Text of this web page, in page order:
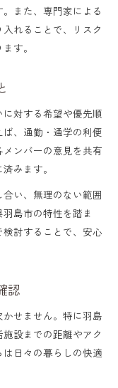
また、専門家による
れることで、リスク
す。
対する希望や優先順
、通勤・通学の利便
ンバーの意見を共有
みます。
い、無理のない範囲
島市の特性を踏ま
討することで、安心
認
せません。特に羽島
設までの距離やアク
日々の暮らしの快適